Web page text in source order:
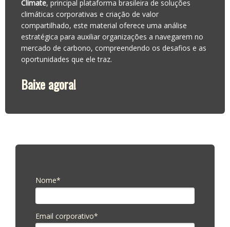
Climate, principal plataforma brasileira de soluções
climáticas corporativas e criação de valor
compartilhado, este material oferece uma análise
estratégica para auxiliar organizações a navegarem no
mercado de carbono, compreendendo os desafios e as
oportunidades que ele traz.
Baixe agora!
Nome*
Email corporativo*